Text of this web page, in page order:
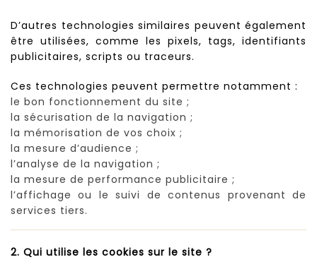
D’autres technologies similaires peuvent également
être utilisées, comme les pixels, tags, identifiants
publicitaires, scripts ou traceurs.
Ces technologies peuvent permettre notamment :
le bon fonctionnement du site ;
la sécurisation de la navigation ;
la mémorisation de vos choix ;
la mesure d’audience ;
l’analyse de la navigation ;
la mesure de performance publicitaire ;
l’affichage ou le suivi de contenus provenant de
services tiers.
2. Qui utilise les cookies sur le site ?